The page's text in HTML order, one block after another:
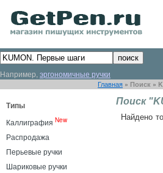
Например, эргономичные ручки
Главная » Поиск »
Типы
Каллиграфия New
Распродажа
Перьевые ручки
Шариковые ручки
Поиск
Найдено